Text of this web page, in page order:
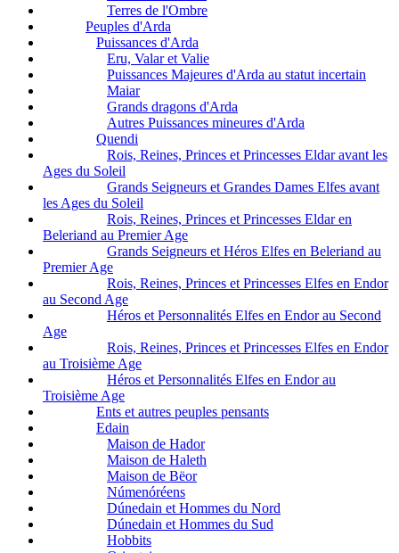
Terres de l'Ombre
Peuples d'Arda
Puissances d'Arda
Eru, Valar et Valie
Puissances Majeures d'Arda au statut incertain
Maiar
Grands dragons d'Arda
Autres Puissances mineures d'Arda
Quendi
Rois, Reines, Princes et Princesses Eldar avant les
Ages du Soleil
Grands Seigneurs et Grandes Dames Elfes avant
les Ages du Soleil
Rois, Reines, Princes et Princesses Eldar en
Beleriand au Premier Age
Grands Seigneurs et Héros Elfes en Beleriand au
Premier Age
Rois, Reines, Princes et Princesses Elfes en Endor
au Second Age
Héros et Personnalités Elfes en Endor au Second
Age
Rois, Reines, Princes et Princesses Elfes en Endor
au Troisième Age
Héros et Personnalités Elfes en Endor au
Troisième Age
Ents et autres peuples pensants
Edain
Maison de Hador
Maison de Haleth
Maison de Bëor
Númenóréens
Dúnedain et Hommes du Nord
Dúnedain et Hommes du Sud
Hobbits